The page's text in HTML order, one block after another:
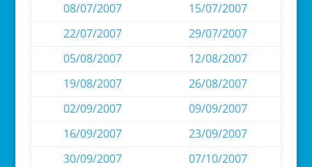
08/07/2007
15/07/2007
22/07/2007
29/07/2007
05/08/2007
12/08/2007
19/08/2007
26/08/2007
02/09/2007
09/09/2007
16/09/2007
23/09/2007
30/09/2007
07/10/2007